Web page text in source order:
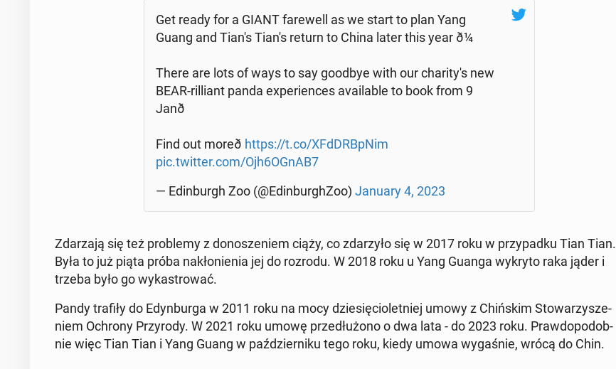
Get ready for a GIANT fa­re­well as we start to plan Yang
Guang and Tian's Tian's return to China later this year ð¼
There are lots of ways to say goodbye with our cha­ri­ty­'s new
BEAR-ril­liant panda expe­rien­ces ava­ila­ble to book from 9
Janð
Find out mo­re­ð https://t.co/XFd­DRBp­Nim
pic.twitter.com/Ojh6OGnAB7
— Edin­burgh Zoo (@Edin­bur­gh­Zoo) January 4, 2023
Zda­rza­ją się też pro­ble­my z do­no­sze­niem ciąży, co zda­rzy­ło się w 2017 roku w przy­pad­ku Tian Tian.
Była to już piąta próba na­kło­nie­nia jej do rozrodu. W 2018 roku u Yang Guanga wykryto raka jąder i
trzeba było go wy­ka­stro­wać.
Pandy trafiły do Edyn­bur­ga w 2011 roku na mocy dzie­się­cio­let­niej umowy z Chiń­skim Sto­wa­rzy­sze­
niem Ochrony Przy­ro­dy. W 2021 roku umowę prze­dłu­żo­no o dwa lata - do 2023 roku. Praw­do­po­dob­
nie więc Tian Tian i Yang Guang w paź­dzier­ni­ku tego roku, kiedy umowa wy­ga­śnie, wrócą do Chin.